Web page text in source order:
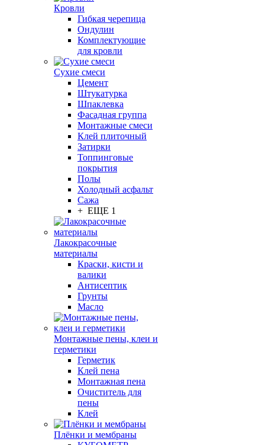
Кровли
Гибкая черепица
Ондулин
Комплектующие
для кровли
Сухие смеси
Цемент
Штукатурка
Шпаклевка
Фасадная группа
Монтажные смеси
Клей плиточный
Затирки
Топпинговые
покрытия
Полы
Холодный асфальт
Сажа
+ ЕЩЕ 1
Лакокрасочные
материалы
Краски, кисти и
валики
Антисептик
Грунты
Масло
Монтажные пены, клеи и
герметики
Герметик
Клей пена
Монтажная пена
Очиститель для
пены
Клей
Плёнки и мембраны